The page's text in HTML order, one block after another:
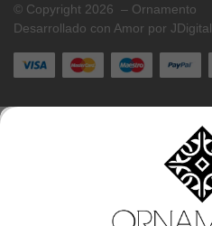
© Copyright 2026 – Ornamento
Desarrollado con Amor por JDigital